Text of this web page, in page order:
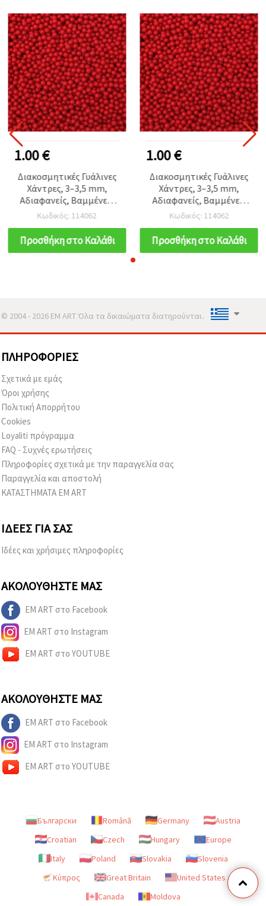
1.00 €
Διακοσμητικές Γυάλινες
Χάντρες, 3–3,5 mm,
Αδιαφανείς, Βαμμένες,
Κόκκινες, 50 γρ.
Κωδικός: 114062
Προσθήκη στο Καλάθι
1.00 €
Διακοσμητικές Γυάλινες
Χάντρες, 3–3,5 mm,
Αδιαφανείς, Βαμμένες,
Κόκκινες, 50 γρ.
Κωδικός: 114062
Προσθήκη στο Καλάθι
© 2004 - 2026 EM ART Όλα τα δικαιώματα διατηρούνται..
ΠΛΗΡΟΦΟΡΊΕΣ
Σχετικά με εμάς
Όροι χρήσης
Πολιτική Απορρήτου
Cookies
Loyaliti πρόγραμμα
FAQ - Συχνές ερωτήσεις
Πληροφορίες σχετικά με την παραγγελία σας
Παραγγελία και αποστολή
ΚΑΤΑΣΤΗΜΑΤΑ EM ART
ΙΔΈΕΣ ΓΙΑ ΣΑΣ
Ιδέες και χρήσιμες πληροφορίες
ΑΚΟΛΟΥΘΉΣΤΕ ΜΑΣ
EM ART στο Facebook
EM ART στο Instagram
EM ART στο YOUTUBE
ΑΚΟΛΟΥΘΉΣΤΕ ΜΑΣ
EM ART στο Facebook
EM ART στο Instagram
EM ART στο YOUTUBE
Български Română Germany
Austria
Croatian
Czech Hungary
Europe
Italy
Poland Slovakia
Slovenia
Κύπρος
Great Britain
United States
Canada
Moldova